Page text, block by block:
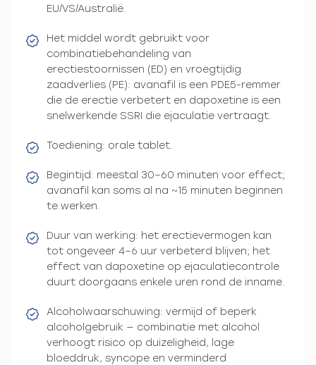
EU/VS/Australië.
Het middel wordt gebruikt voor
combinatiebehandeling van
erectiestoornissen (ED) en vroegtijdig
zaadverlies (PE): avanafil is een PDE5-remmer
die de erectie verbetert en dapoxetine is een
snelwerkende SSRI die ejaculatie vertraagt.
Toediening: orale tablet.
Begintijd: meestal 30–60 minuten voor effect;
avanafil kan soms al na ~15 minuten beginnen
te werken.
Duur van werking: het erectievermogen kan
tot ongeveer 4–6 uur verbeterd blijven; het
effect van dapoxetine op ejaculatiecontrole
duurt doorgaans enkele uren rond de inname.
Alcoholwaarschuwing: vermijd of beperk
alcoholgebruik — combinatie met alcohol
verhoogt risico op duizeligheid, lage
bloeddruk, syncope en verminderd